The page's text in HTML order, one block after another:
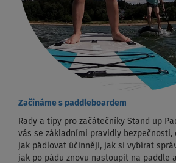
Začínáme s paddleboardem
Rady a tipy pro začátečníky Stand up
vás se základními pravidly bezpečnosti,
jak pádlovat účinněji, jak si vybírat
jak po pádu znovu nastoupit na paddle